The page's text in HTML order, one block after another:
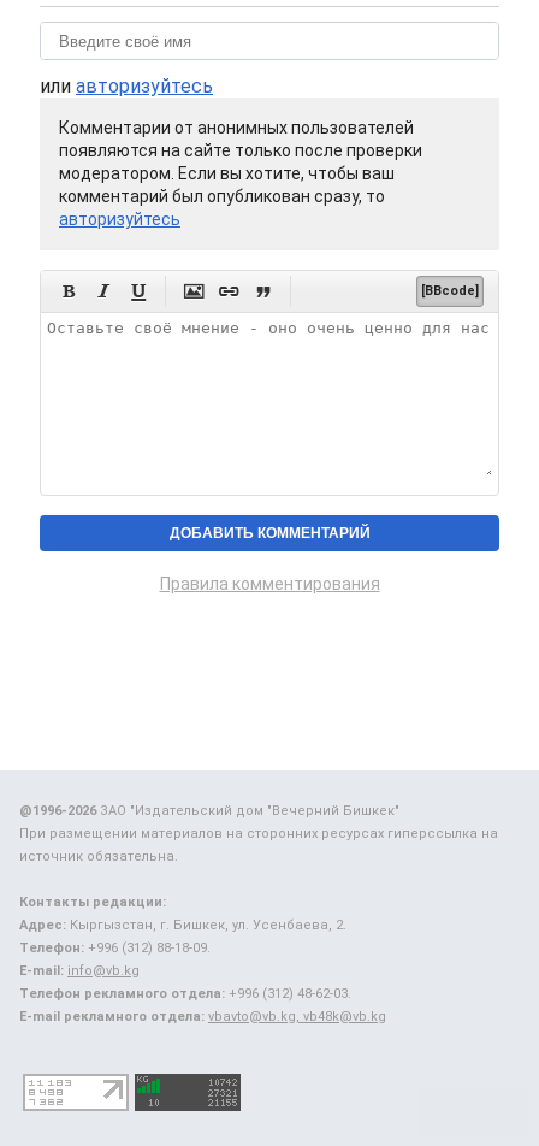
или авторизуйтесь
Комментарии от анонимных пользователей
появляются на сайте только после проверки
модератором. Если вы хотите, чтобы ваш
комментарий был опубликован сразу, то
авторизуйтесь
      [BBcode]
Правила комментирования
@1996-2026ЗАО "Издательский дом "Вечерний Бишкек"
При размещении материалов на сторонних ресурсах гиперссылка на
источник обязательна.
Контакты редакции:
Адрес: Кыргызстан, г. Бишкек, ул. Усенбаева, 2.
Телефон: +996 (312) 88-18-09.
E-mail: info@vb.kg
Телефон рекламного отдела: +996 (312) 48-62-03.
E-mail рекламного отдела: vbavto@vb.kg, vb48k@vb.kg